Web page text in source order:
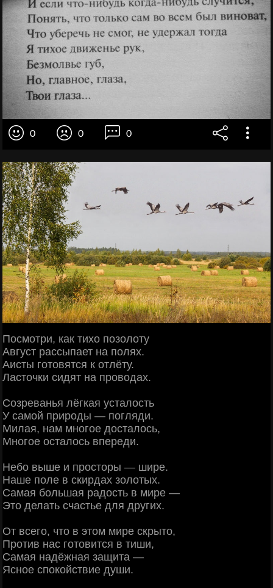
0 0 0
Посмотри, как тихо позолоту
Август рассыпает на полях.
Аисты готовятся к отлёту.
Ласточки сидят на проводах.
Созреванья лёгкая усталость
У самой природы — погляди.
Милая, нам многое досталось,
Многое осталось впереди.
Небо выше и просторы — шире.
Наше поле в скирдах золотых.
Самая большая радость в мире —
Это делать счастье для других.
От всего, что в этом мире скрыто,
Против нас готовится в тиши,
Самая надёжная защита —
Ясное спокойствие души.